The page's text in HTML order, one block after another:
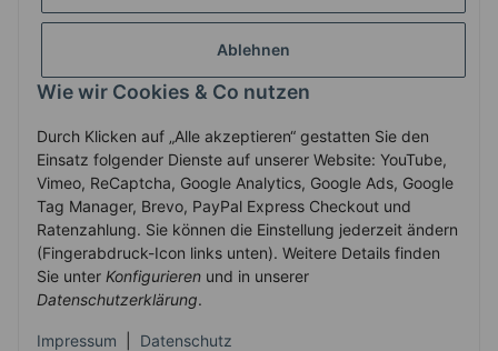
Ablehnen
Wie wir Cookies & Co nutzen
Durch Klicken auf „Alle akzeptieren“ gestatten Sie den
Einsatz folgender Dienste auf unserer Website: YouTube,
Vimeo, ReCaptcha, Google Analytics, Google Ads, Google
Tag Manager, Brevo, PayPal Express Checkout und
Ratenzahlung. Sie können die Einstellung jederzeit ändern
(Fingerabdruck-Icon links unten). Weitere Details finden
Sie unter Konfigurieren und in unserer
Datenschutzerklärung.
Impressum Datenschutz
Vertrag widerrufen
* Alle Preise inkl. gesetzlicher USt., zzgl.Versand
Service-Hotline +43-7758-30410
© 2010-2025 WECS.EU Besucherzähler: 2905484